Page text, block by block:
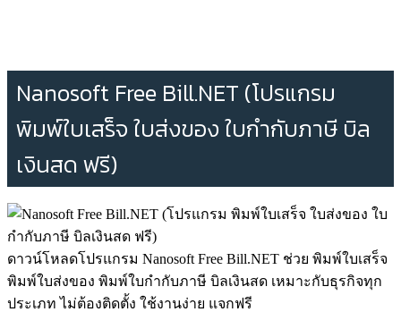
Nanosoft Free Bill.NET (โปรแกรม
พิมพ์ใบเสร็จ ใบส่งของ ใบกำกับภาษี บิล
เงินสด ฟรี)
ดาวน์โหลดโปรแกรม Nanosoft Free Bill.NET ช่วย พิมพ์ใบเสร็จ
พิมพ์ใบส่งของ พิมพ์ใบกำกับภาษี บิลเงินสด เหมาะกับธุรกิจทุก
ประเภท ไม่ต้องติดตั้ง ใช้งานง่าย แจกฟรี